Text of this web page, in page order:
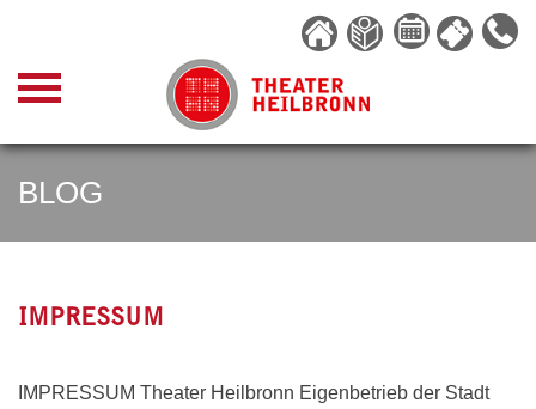
content
BLOG
IMPRESSUM
IMPRESSUM Theater Heilbronn Eigenbetrieb der Stadt